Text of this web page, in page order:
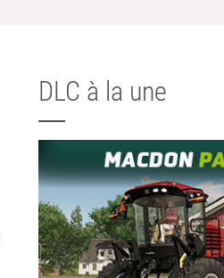
DLC à la une